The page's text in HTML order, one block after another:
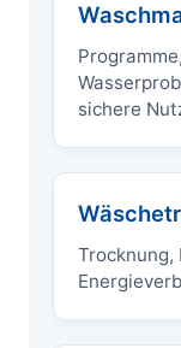
sichere
Trocknung,